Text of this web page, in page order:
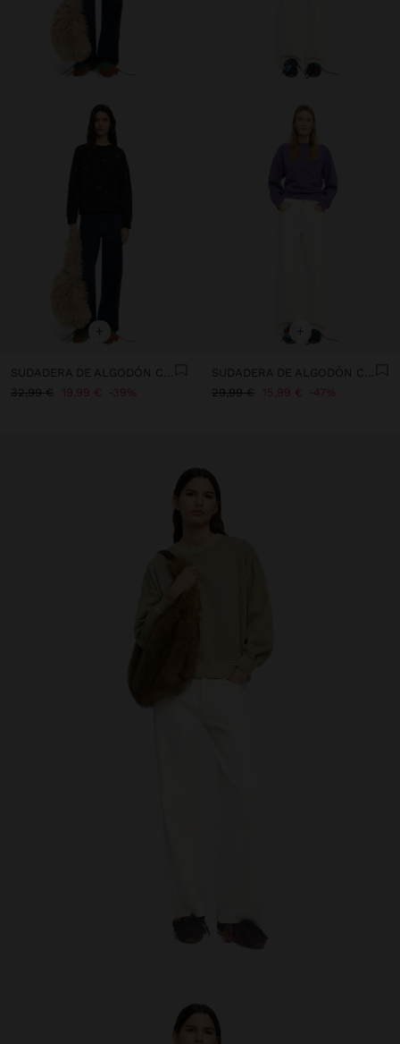
+
SUDADERA DE ALGODÓN CON APLICACIONES
32,99 €
19,99 € 39%
+
SUDADERA DE ALGODÓN CON BORDADO
29,99 €
15,99 € 47%